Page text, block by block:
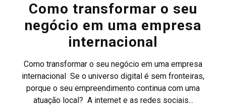
Como transformar o seu
negócio em uma empresa
internacional
Como transformar o seu negócio em uma empresa
internacional Se o universo digital é sem fronteiras,
porque o seu empreendimento continua com uma
atuação local? A internet e as redes sociais...